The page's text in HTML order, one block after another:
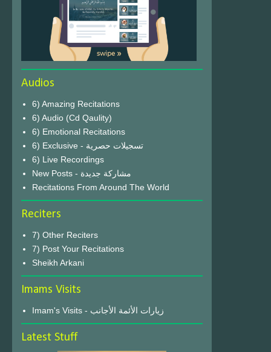
Audios
6) Amazing Recitations
6) Audio (Cd Qaulity)
6) Emotional Recitations
6) Exclusive - تسجيلات حصرية
6) Live Recordings
New Posts - مشاركة جديدة
Recitations From Around The World
Reciters
7) Other Reciters
7) Post Your Recitations
Sheikh Arkani
Imams Visits
Imam's Visits - زيارات الأئمة الأجانب
Latest Stuff